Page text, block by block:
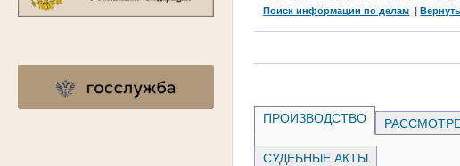
Поиск информации по делам |
ПРОИЗВОДСТВО
СУДЕБНЫЕ АКТЫ